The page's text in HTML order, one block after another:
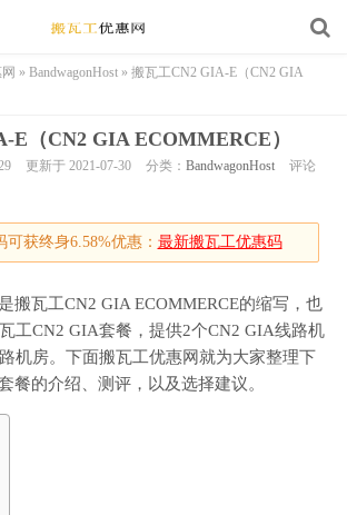
» BandwagonHost » 搬瓦工CN2 GIA-E（CN2 GIA
E（CN2 GIA ECOMMERCE）
更新于 2021-07-30 分类： BandwagonHost
评论
获终身6.58%优惠： 最新搬瓦工优惠码
搬瓦工CN2 GIA ECOMMERCE的缩写，也
工CN2 GIA套餐，提供2个CN2 GIA线路机
机房。下面搬瓦工优惠网就为大家整理下
餐的介绍、测评，以及选择建议。